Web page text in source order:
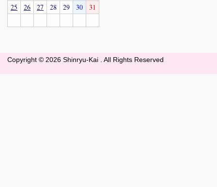
25
26 27 28 29 30 31
Copyright © 2026 Shinryu-Kai . All Rights Reserved